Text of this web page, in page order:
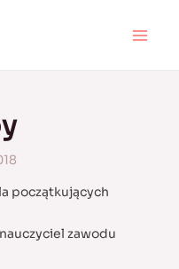
początkujących
zawodu